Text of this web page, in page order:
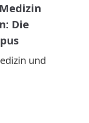
Die
und